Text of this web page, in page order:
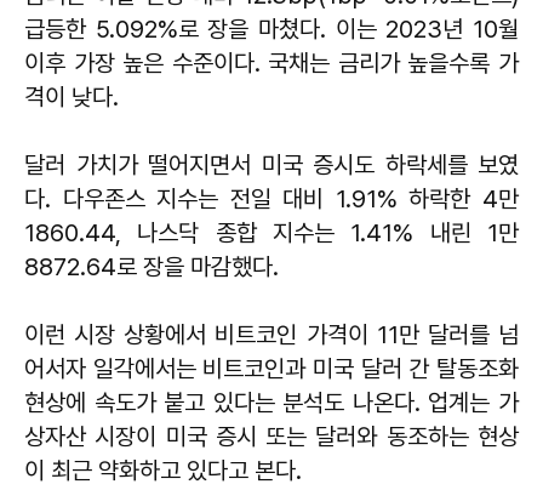
급등한 5.092%로 장을 마쳤다. 이는 2023년 10월
이후 가장 높은 수준이다. 국채는 금리가 높을수록 가
격이 낮다.
달러 가치가 떨어지면서 미국 증시도 하락세를 보였
다. 다우존스 지수는 전일 대비 1.91% 하락한 4만
1860.44, 나스닥 종합 지수는 1.41% 내린 1만
8872.64로 장을 마감했다.
이런 시장 상황에서 비트코인 가격이 11만 달러를 넘
어서자 일각에서는 비트코인과 미국 달러 간 탈동조화
현상에 속도가 붙고 있다는 분석도 나온다. 업계는 가
상자산 시장이 미국 증시 또는 달러와 동조하는 현상
이 최근 약화하고 있다고 본다.